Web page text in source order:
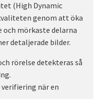
(High Dynamic
genom att öka
mörkaste delarna
detaljerade bilder.
rörelse detekteras så
när en